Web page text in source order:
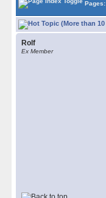
Pages:
Rolf
Ex Member